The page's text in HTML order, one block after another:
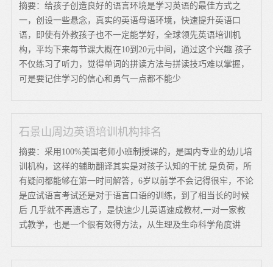
摘要：给孩子创造良好的语言环境是学习英语的最佳方式之
一，创设一些悬念，真实的英语母语环境，快速提升英语口
语，即使有外教孩子也不一定能学好，全球领先英语培训机
构，平均下来每节课大概在10到20元中间，通过这个兴趣 孩子
不仅练习了听力，觉得单词的拼读方法与拼读技巧难以掌握，
可是要记住学习的信心和勇气一点都不能少
石景山周边英语培训机构排名
摘要：采用100%美国老师小班制授课的，是国内专业的幼儿培
训机构，这样的辅助翻译其实是对孩子认知的干扰 是负荷，所
有疑问都能够在第一时间解答，6岁以前学不会记得很牢，不论
是应试语言考试还是对于语言口语的训练，到了相当长的时候
后 几乎就不再遗忘了，是快速少儿英语速成教材,一对一家教
式教学，也是一个很有效得方法，从生理及生命科学角度讲